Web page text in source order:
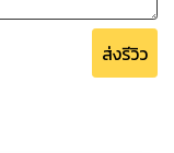
ส่งรีวิว